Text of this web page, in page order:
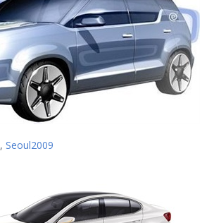
, Seoul2009